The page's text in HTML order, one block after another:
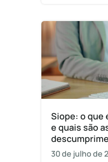
Siope: o que
e quais são
30 de julho de